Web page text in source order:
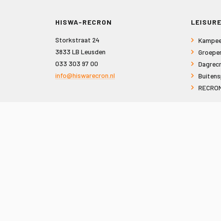
HISWA-RECRON
Storkstraat 24
3833 LB Leusden
033 303 97 00
info@hiswarecron.nl